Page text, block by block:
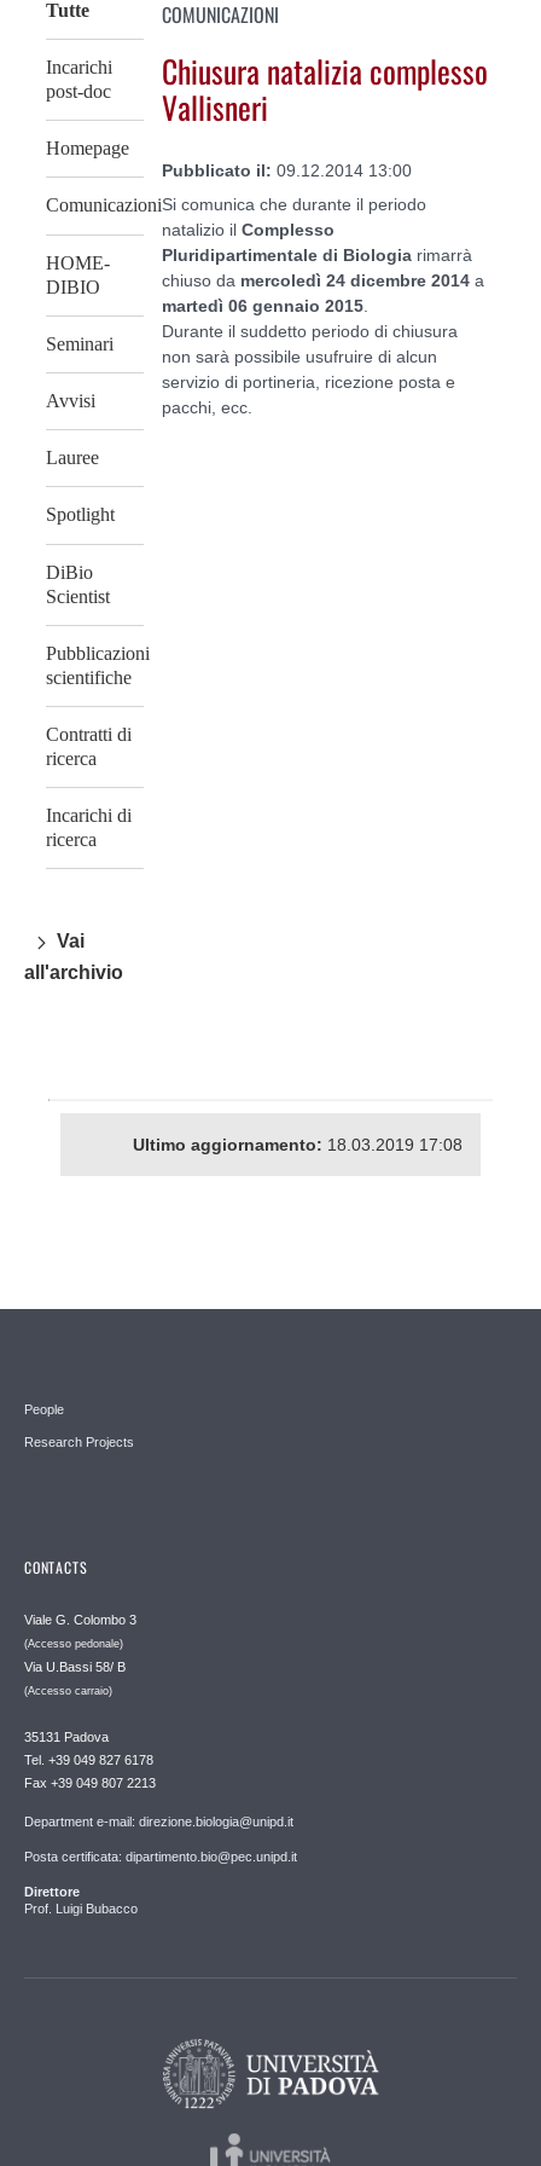
Tutte
Incarichi
post-doc
Homepage
Comunicazioni
HOME-
DIBIO
Seminari
Avvisi
Lauree
Spotlight
DiBio
Scientist
Pubblicazioni
scientifiche
Contratti di
ricerca
Incarichi di
ricerca
Vai
all'archivio
COMUNICAZIONI
Chiusura natalizia complesso
Vallisneri
Pubblicato il:09.12.2014 13:00
Si comunica che durante il periodo
natalizio ilComplesso
Pluridipartimentale di Biologia rimarrà
chiuso da mercoledì 24 dicembre 2014 a
martedì 06 gennaio 2015
Durante il suddetto periodo di chiusura
non sarà possibile usufruire di alcun
servizio di portineria, ricezione posta e
pacchi, ecc.
Ultimo aggiornamento: 18.03.2019 17:08
People
Research Projects
CONTACTS
Viale G. Colombo 3
(Accesso pedonale)
Via U.Bassi 58/ B
(Accesso carraio)
35131 Padova
Tel. +39 049 827 6178
Fax +39 049 807 2213
Department e-mail: direzione.biologia@unipd.it
Posta certificata: dipartimento.bio@pec.unipd.it
Direttore
Prof. Luigi Bubacco